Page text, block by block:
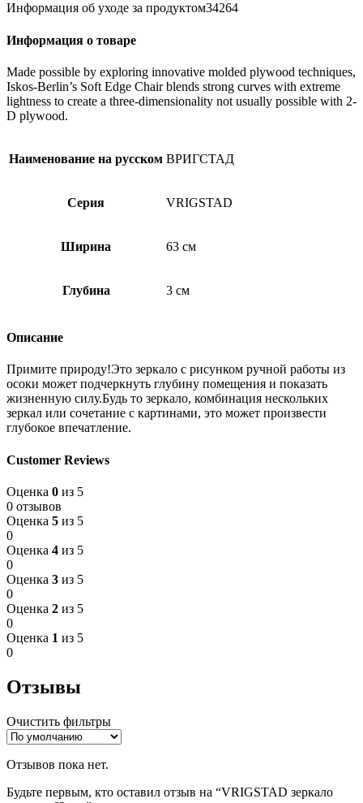
Информация об уходе за продуктом34264
Информация о товаре
Made possible by exploring innovative molded plywood techniques,
Iskos-Berlin’s Soft Edge Chair blends strong curves with extreme
lightness to create a three-dimensionality not usually possible with 2-
D plywood.
Наименование на русском ВРИГСТАД
Серия VRIGSTAD
Ширина 63 см
Глубина 3 см
Описание
Примите природу!Это зеркало с рисунком ручной работы из
осоки может подчеркнуть глубину помещения и показать
жизненную силу.Будь то зеркало, комбинация нескольких
зеркал или сочетание с картинами, это может произвести
глубокое впечатление.
Customer Reviews
Оценка 0 из 5
0 отзывов
Оценка 5 из 5
0
Оценка 4 из 5
0
Оценка 3 из 5
0
Оценка 2 из 5
0
Оценка 1 из 5
0
Отзывы
Очистить фильтры
Отзывов пока нет.
Будьте первым, кто оставил отзыв на “VRIGSTAD зеркало